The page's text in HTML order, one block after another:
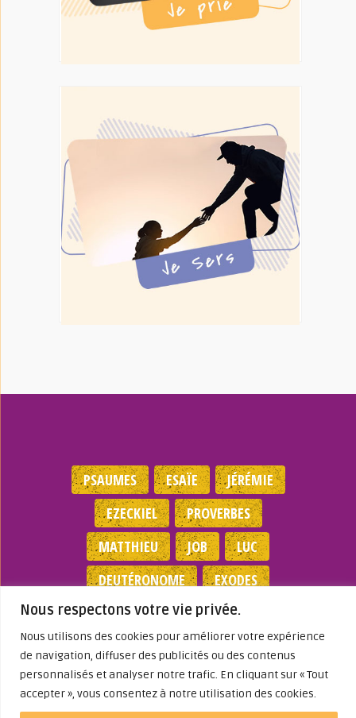
Nous respectons votre vie privée.
Nous utilisons des cookies pour améliorer votre expérience
de navigation, diffuser des publicités ou des contenus
personnalisés et analyser notre trafic. En cliquant sur « Tout
accepter », vous consentez à notre utilisation des cookies.
PSAUMES ESAÏE
JÉRÉMIE
EZECKIEL
PROVERBES
MATTHIEU
JOB
LUC
DEUTÉRONOME
EXODES
NOMBRES
JEAN 1 SAMUEL
Mentions légales|Politique de
confidentialité|Partenaires|Dieu A Agi
Dans ma Vie
© 2026